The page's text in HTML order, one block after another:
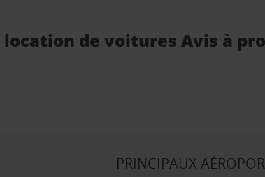
location de voitures Avis à
PRINCIPAUX